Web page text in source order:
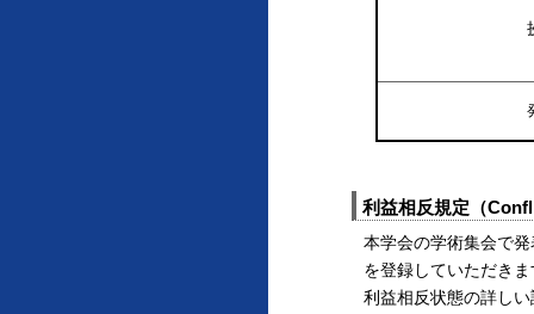
利益相反規定（
本学会の学術集会で
を登録していただき
利益相反状態の詳し